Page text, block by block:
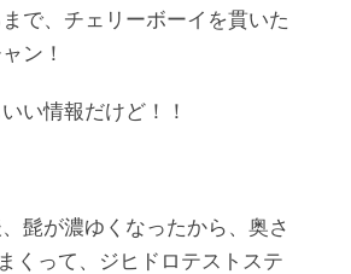
で、チェリーボーイを貫いた
ン！
い情報だけど！！
髭が濃ゆくなったから、奥さ
くって、ジヒドロテストステ